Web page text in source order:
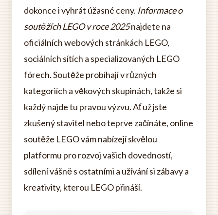
dokonce i vyhrát úžasné ceny. Informace o
soutěžích LEGO v roce 2025najdete na
oficiálních webových stránkách LEGO,
sociálních sítích a specializovaných LEGO
fórech. Soutěže probíhají v různých
kategoriích a věkových skupinách, takže si
každý najde tu pravou výzvu. Ať už jste
zkušený stavitel nebo teprve začínáte, online
soutěže LEGO vám nabízejí skvělou
platformu pro rozvoj vašich dovedností,
sdílení vášně s ostatními a užívání si zábavy a
kreativity, kterou LEGO přináší.